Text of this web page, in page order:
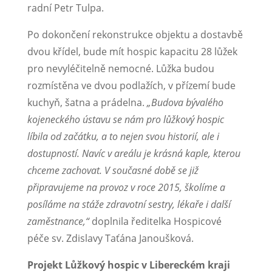
radní Petr Tulpa.
Po dokončení rekonstrukce objektu a dostavbě
dvou křídel, bude mít hospic kapacitu 28 lůžek
pro nevyléčitelně nemocné. Lůžka budou
rozmístěna ve dvou podlažích, v přízemí bude
kuchyň, šatna a prádelna. „Budova bývalého
kojeneckého ústavu se nám pro lůžkový hospic
líbila od začátku, a to nejen svou historií, ale i
dostupností. Navíc v areálu je krásná kaple, kterou
chceme zachovat. V současné době se již
připravujeme na provoz v roce 2015, školíme a
posíláme na stáže zdravotní sestry, lékaře i další
zaměstnance,“doplnila ředitelka Hospicové
péče sv. Zdislavy Taťána Janoušková.
Projekt Lůžkový hospic v Libereckém kraji